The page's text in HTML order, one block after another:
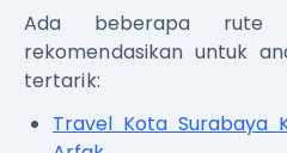
Ada beberapa
rekomendasikan untuk
tertarik:
Travel Kota Surabaya